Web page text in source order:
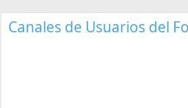
Canales de Usuarios del